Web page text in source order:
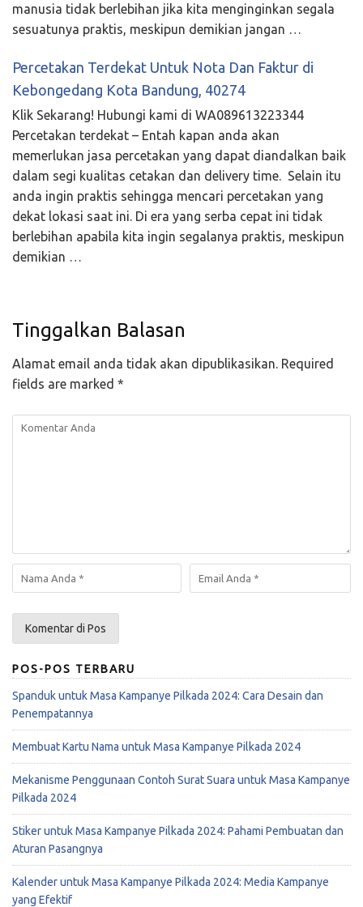
manusia tidak berlebihan jika kita menginginkan segala
sesuatunya praktis, meskipun demikian jangan …
Percetakan Terdekat Untuk Nota Dan Faktur di
Kebongedang Kota Bandung, 40274
Klik Sekarang! Hubungi kami di WA089613223344
Percetakan terdekat – Entah kapan anda akan
memerlukan jasa percetakan yang dapat diandalkan baik
dalam segi kualitas cetakan dan delivery time. Selain itu
anda ingin praktis sehingga mencari percetakan yang
dekat lokasi saat ini. Di era yang serba cepat ini tidak
berlebihan apabila kita ingin segalanya praktis, meskipun
demikian …
Tinggalkan Balasan
Alamat email anda tidak akan dipublikasikan. Required
fields are marked *
POS-POS TERBARU
Spanduk untuk Masa Kampanye Pilkada 2024: Cara Desain dan
Penempatannya
Membuat Kartu Nama untuk Masa Kampanye Pilkada 2024
Mekanisme Penggunaan Contoh Surat Suara untuk Masa Kampanye
Pilkada 2024
Stiker untuk Masa Kampanye Pilkada 2024: Pahami Pembuatan dan
Aturan Pasangnya
Kalender untuk Masa Kampanye Pilkada 2024: Media Kampanye
yang Efektif